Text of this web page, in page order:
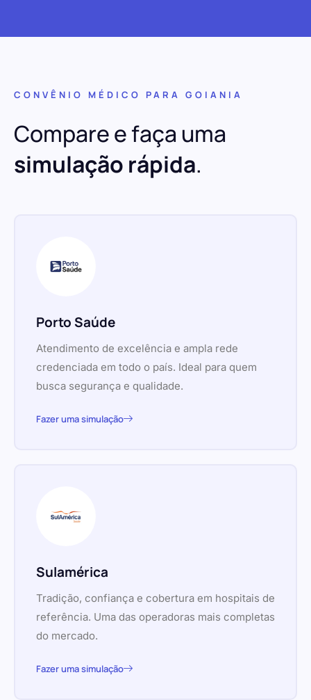
CONVÊNIO MÉDICO PARA GOIANIA
Compare e faça uma
simulação rápida.
Porto Saúde
Atendimento de excelência e ampla rede
credenciada em todo o país. Ideal para quem
busca segurança e qualidade.
Fazer uma simulação
Sulamérica
Tradição, confiança e cobertura em hospitais de
referência. Uma das operadoras mais completas
do mercado.
Fazer uma simulação